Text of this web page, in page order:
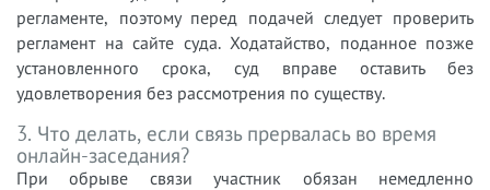
регламенте, поэтому перед подачей следует проверить
регламент на сайте суда. Ходатайство, поданное позже
установленного срока, суд вправе оставить без
удовлетворения без рассмотрения по существу.
3. Что делать, если связь прервалась во время
онлайн-заседания?
При обрыве связи участник обязан немедленно